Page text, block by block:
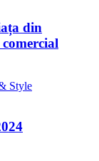
din
Style